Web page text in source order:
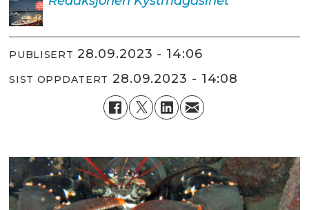
PUBLISERT 28.09.2023 - 14:06
SIST OPPDATERT 28.09.2023 - 14:08